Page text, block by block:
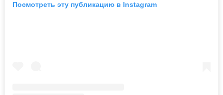
Посмотреть эту публикацию в Instagram